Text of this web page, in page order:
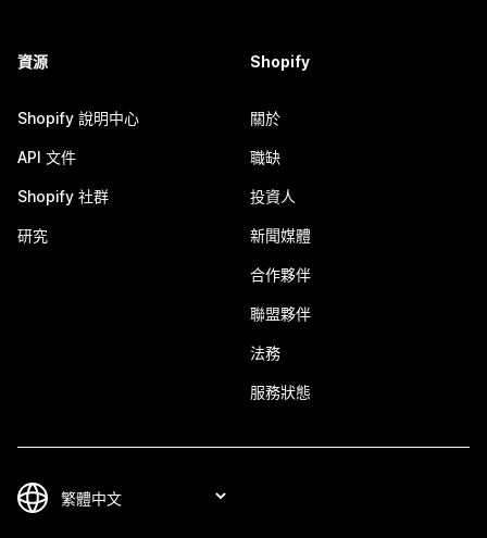
資源
Shopify 說明中心
API 文件
Shopify 社群
研究
Shopify
關於
職缺
投資人
新聞媒體
合作夥伴
聯盟夥伴
法務
服務狀態